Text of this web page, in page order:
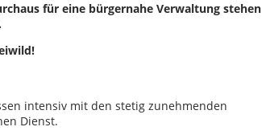
für eine bürgernahe Verwaltung stehen
intensiv mit den stetig zunehmenden
Dienst.